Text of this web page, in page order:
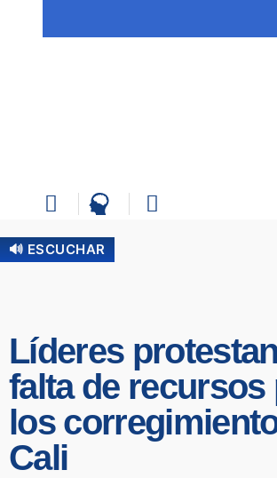
🔊 ESCUCHAR
Líderes
falta de recursos
los
Cali